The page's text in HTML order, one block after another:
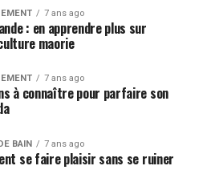
7 ans ago
: en apprendre plus sur
maorie
7 ans ago
à connaître pour parfaire son
BAIN 7 ans ago
se faire plaisir sans se ruiner